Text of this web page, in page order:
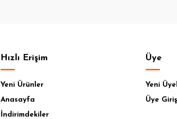
Hızlı Erişim
Yeni Ürünler
Anasayfa
İndirimdekiler
Üye
Yeni
Üye